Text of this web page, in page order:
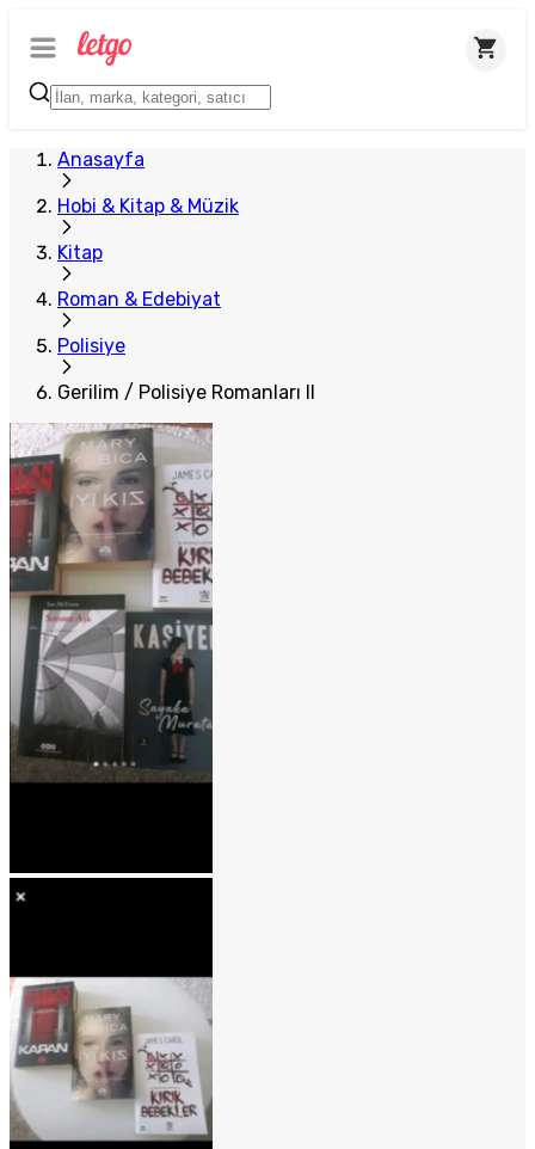
Anasayfa
Hobi & Kitap & Müzik
Kitap
Roman & Edebiyat
Polisiye
Gerilim / Polisiye Romanları II